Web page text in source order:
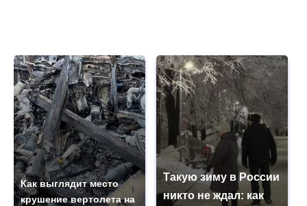
Как выглядит место
крушение вертолета на
Такую зиму в России
никто не ждал: как